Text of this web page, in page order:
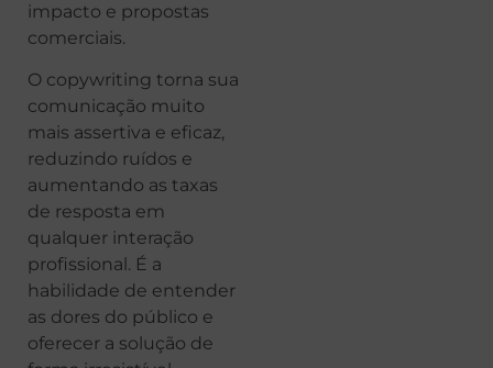
impacto e propostas
comerciais.
O copywriting torna sua
comunicação muito
mais assertiva e eficaz,
reduzindo ruídos e
aumentando as taxas
de resposta em
qualquer interação
profissional. É a
habilidade de entender
as dores do público e
oferecer a solução de